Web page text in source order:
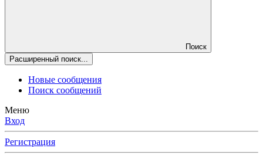
Поиск
Расширенный поиск...
Новые сообщения
Поиск сообщений
Меню
Вход
Регистрация